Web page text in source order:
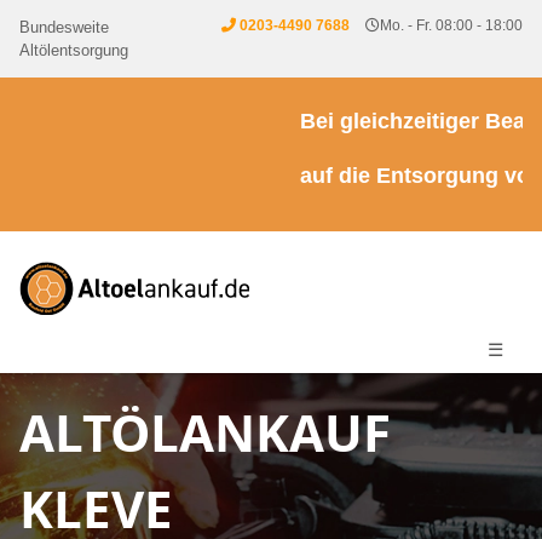
Bundesweite
Altölentsorgung
0203-4490 7688 Mo. - Fr. 08:00 - 18:00
Bei gleichzeitiger
auf die Entsorgung von
☰
ALTÖLANKAUF
KLEVE